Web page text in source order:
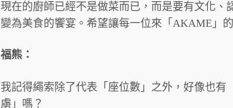
現在的廚師已經不是做菜而已，而是要有文化
變為美食的饗宴。希望讓每一位來「AKAME」
福熊：
我記得繩索除了代表「座位數」之外，好像也
虜」嗎？